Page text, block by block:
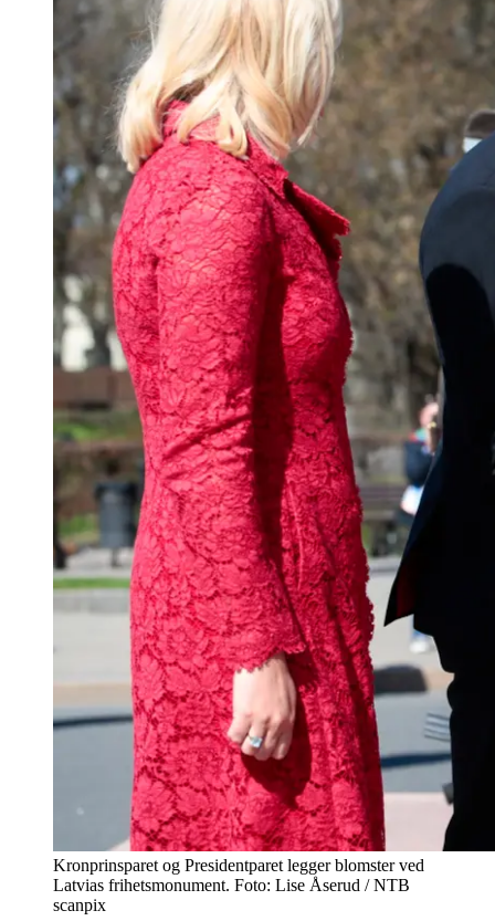
Kronprinsparet og Presidentparet legger blomster ved
Latvias frihetsmonument. Foto: Lise Åserud / NTB
scanpix